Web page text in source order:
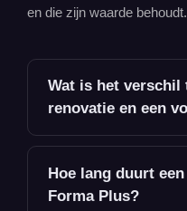
en die zijn waarde behoudt.
Wat is het verschil
renovatie en een
Hoe lang duurt
Forma Plus?